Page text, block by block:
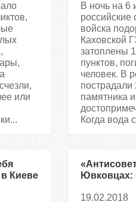
или
В ночь на 6
российские
войска
Каховской
затоплены
пунктов,
человек. В
пострадали
памятника
Когда вода
Киеве
Ювковцах:
19.02.2018